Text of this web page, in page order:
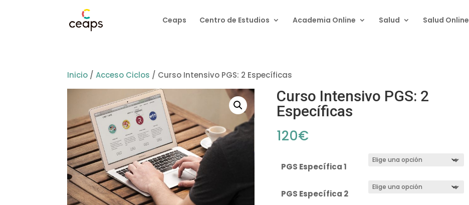
Ceaps Centro de Estudios Academia Online Salud Salud Online
Inicio /Acceso Ciclos / Curso Intensivo PGS: 2 Específicas
Curso Intensivo PGS: 2
Específicas
120€
PGS Específica 1
PGS Específica 2